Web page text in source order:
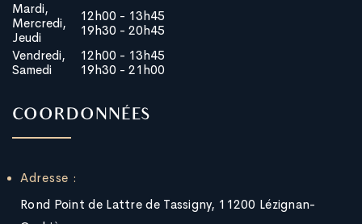
Mardi,
Mercredi,
Jeudi
12h00 - 13h45
19h30 - 20h45
Vendredi,
Samedi
12h00 - 13h45
19h30 - 21h00
COORDONNÉES
Adresse :
Rond Point de Lattre de Tassigny, 11200 Lézignan-